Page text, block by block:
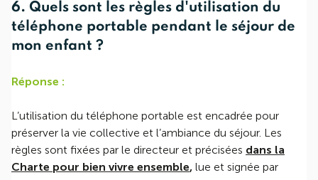
6. Quels sont les règles d'utilisation du
téléphone portable pendant le séjour de
mon enfant ?
Réponse :
L’utilisation du téléphone portable est encadrée pour
préserver la vie collective et l’ambiance du séjour. Les
règles sont fixées par le directeur et précisées dans la
Charte pour bien vivre ensemble, lue et signée par